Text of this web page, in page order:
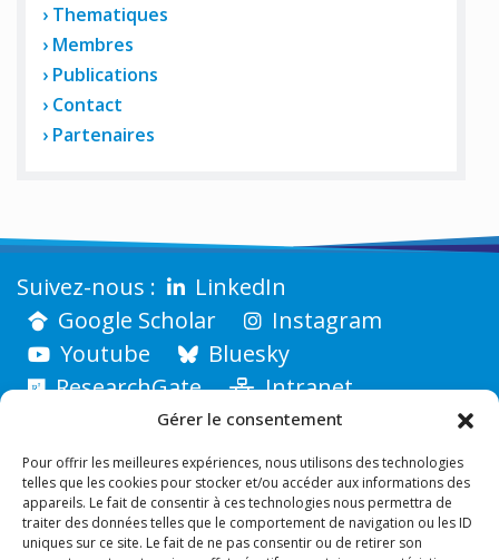
Gérer le consentement
Pour offrir les meilleures expériences, nous utilisons des technologies
telles que les cookies pour stocker et/ou accéder aux informations des
appareils. Le fait de consentir à ces technologies nous permettra de
traiter des données telles que le comportement de navigation ou les ID
uniques sur ce site. Le fait de ne pas consentir ou de retirer son
Thematiques
Membres
Publications
Contact
Partenaires
LinkedIn
Google Scholar
Instagram
Youtube
Bluesky
ResearchGate
Intranet